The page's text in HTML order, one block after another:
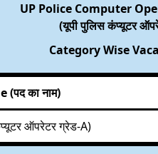
UP Police Computer
(यूपी पुलिस कंप्यूटर
Category Wise
का नाम)
ऑपरेटर ग्रेड-A)